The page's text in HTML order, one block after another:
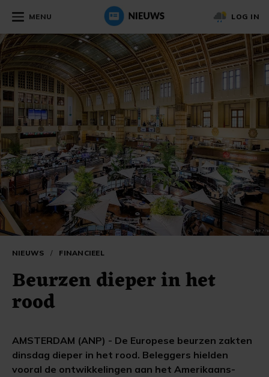
MENU LOG IN
NIEUWS / FINANCIEEL
Beurzen dieper in het
rood
AMSTERDAM (ANP) - De Europese beurzen zakten
dinsdag dieper in het rood. Beleggers hielden
vooral de ontwikkelingen aan het Amerikaans-